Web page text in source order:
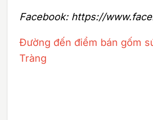
Facebook: https://
Đường đến điểm bán gốm
Tràng